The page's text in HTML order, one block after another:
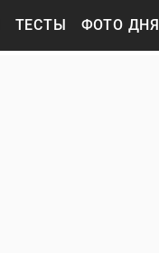
ТЕСТЫ ФОТО ДНЯ